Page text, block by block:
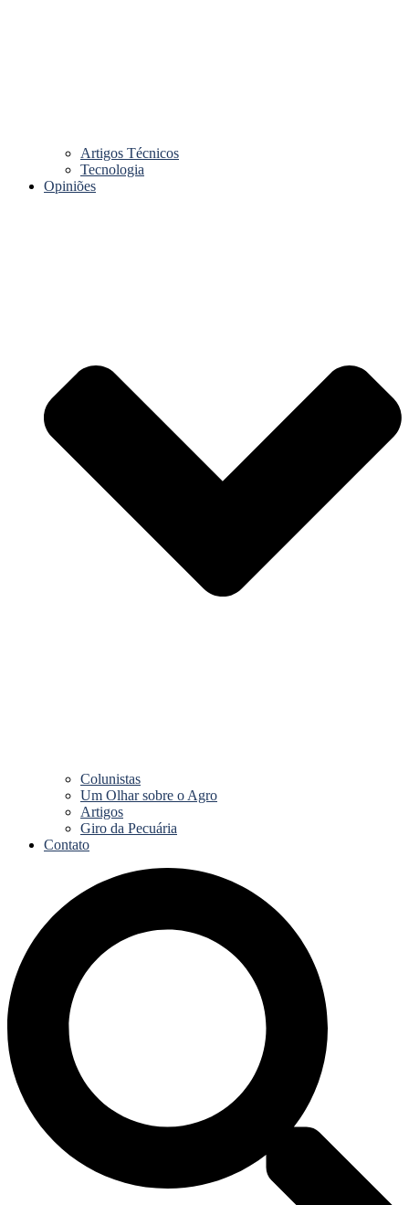
Artigos Técnicos
Tecnologia
Opiniões
Colunistas
Um Olhar sobre o Agro
Artigos
Giro da Pecuária
Contato